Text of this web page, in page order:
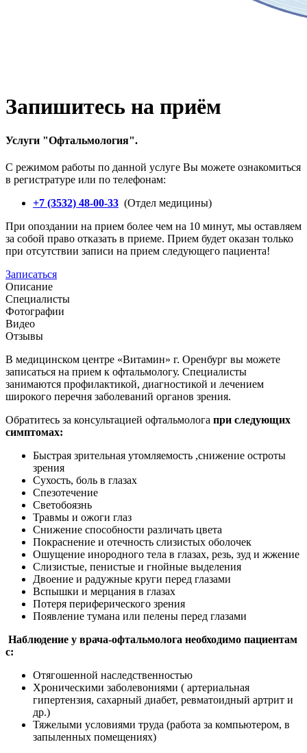
Запишитесь на приём
Услуги "Офтальмология".
С режимом работы по данной услуге Вы можете ознакомиться
в регистратуре или по телефонам:
+7 (3532) 48-00-33 (Отдел медицины)
При опоздании на прием более чем на 10 минут, мы оставляем
за собой право отказать в приеме. Прием будет оказан только
при отсутствии записи на прием следующего пациента!
Записаться
Описание
Специалисты
Фотографии
Видео
Отзывы
В медицинском центре «Витамин» г. Оренбург вы можете
записаться на прием к офтальмологу. Специалисты
занимаются профилактикой, диагностикой и лечением
широкого перечня заболеваний органов зрения.
Обратитесь за консультацией офтальмолога при следующих
симптомах:
Быстрая зрительная утомляемость ,снижение остроты
зрения
Сухость, боль в глазах
Спезотечение
Светобоязнь
Травмы и ожоги глаз
Снижение способности различать цвета
Покраснение и отечность слизистых оболочек
Ошущение инородного тела в глазах, резь, зуд и жжение
Слизистые, пенистые и гнойные выделения
Двоение и радужные круги перед глазами
Вспышки и мерцания в глазах
Потеря периферического зрения
Появление тумана или пелены перед глазами
Наблюдение у врача-офтальмолога необходимо пациентам
с:
Отягошенной наследственностью
Хроническими заболевониями ( артериальная
гипертензия, сахарный диабет, ревматоидный артрит и
др.)
Тяжелыми условиями труда (работа за компьютером, в
запыленных помещениях)